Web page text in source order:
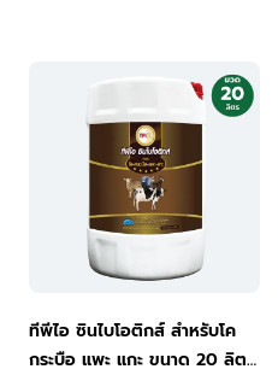
ทีพีไอ ซินไบโอติกส์ สำหรับโค
กระบือ แพะ แกะ ขนาด 20 ลิตร